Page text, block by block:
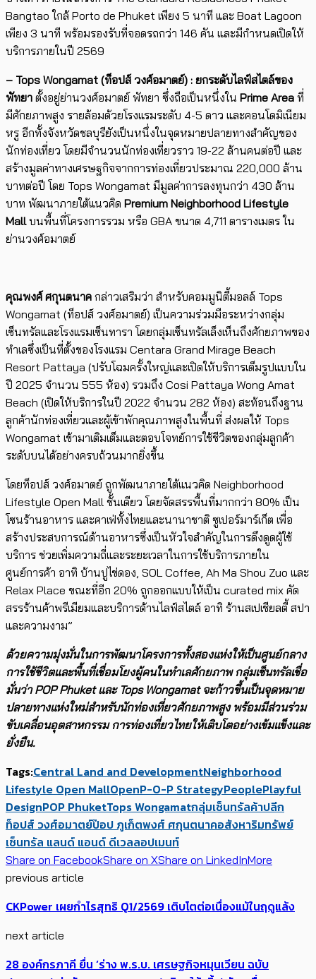
Bangtao ใกล้ Porto de Phuket เพียง 5 นาที และ Boat Lagoon
เพียง 3 นาที พร้อมรองรับที่จอดรถกว่า 146 คัน และมีกำหนดเปิดให้
บริการภายในปี 2569
– Tops Wongamat (ท็อปส์ วงศ์อมาตย์) : ยกระดับไลฟ์สไตล์ของ
พัทยา ตั้งอยู่ย่านวงศ์อมาตย์ พัทยา ซึ่งถือเป็นหนึ่งใน Prime Area ที่
มีศักยภาพสูง รายล้อมด้วยโรงแรมระดับ 4-5 ดาว และคอนโดมิเนียม
หรู อีกทั้งจังหวัดชลบุรียังเป็นหนึ่งในจุดหมายปลายทางสำคัญของ
นักท่องเที่ยว โดยมีจำนวนนักท่องเที่ยวราว 19-22 ล้านคนต่อปี และ
สร้างมูลค่าทางเศรษฐกิจจากการท่องเที่ยวประมาณ 220,000 ล้าน
บาทต่อปี โดย Tops Wongamat มีมูลค่าการลงทุนกว่า 430 ล้าน
บาท พัฒนาภายใต้แนวคิด Premium Neighborhood Lifestyle
Mallบนพื้นที่โครงการรวม หรือ GBA ขนาด 4,711 ตารางเมตร ใน
ย่านวงศ์อมาตย์
คุณพงศ์ ศกุนตนาค กล่าวเสริมว่า สำหรับคอมมูนิตี้มอลล์ Tops
Wongamat (ท็อปส์ วงศ์อมาตย์) เป็นความร่วมมือระหว่างกลุ่ม
เซ็นทรัลและโรงแรมเซ็นทารา โดยกลุ่มเซ็นทรัลเล็งเห็นถึงศักยภาพของ
ทำเลซึ่งเป็นที่ตั้งของโรงแรม Centara Grand Mirage Beach
Resort Pattaya (ปรับโฉมครั้งใหญ่และเปิดให้บริการเต็มรูปแบบใน
ปี 2025 จำนวน 555 ห้อง) รวมถึง Cosi Pattaya Wong Amat
Beach (เปิดให้บริการในปี 2022 จำนวน 282 ห้อง) สะท้อนถึงฐาน
ลูกค้านักท่องเที่ยวและผู้เข้าพักคุณภาพสูงในพื้นที่ ส่งผลให้ Tops
Wongamat เข้ามาเติมเต็มและตอบโจทย์การใช้ชีวิตของกลุ่มลูกค้า
ระดับบนได้อย่างครบถ้วนมากยิ่งขึ้น
โดยท็อปส์ วงศ์อมาตย์ ถูกพัฒนาภายใต้แนวคิด Neighborhood
Lifestyle Open Mall ชั้นเดียว โดยจัดสรรพื้นที่มากกว่า 80% เป็น
โซนร้านอาหาร และคาเฟ่ทั้งไทยและนานาชาติ ซูเปอร์มาร์เก็ต เพื่อ
สร้างประสบการณ์ด้านอาหารซึ่งเป็นหัวใจสำคัญในการดึงดูดผู้ใช้
บริการ ช่วยเพิ่มความถี่และระยะเวลาในการใช้บริการภายใน
ศูนย์การค้า อาทิ บ้านปูไข่ดอง, SOL Coffee, Ah Ma Shou Zuo และ
Relax Place ขณะที่อีก 20% ถูกออกแบบให้เป็น curated mix คัด
สรรร้านค้าพรีเมียมและบริการด้านไลฟ์สไตล์ อาทิ ร้านสเปเชียลตี้ สปา
และความงาม”
ด้วยความมุ่งมั่นในการพัฒนาโครงการทั้งสองแห่งให้เป็นศูนย์กลาง
การใช้ชีวิตและพื้นที่เชื่อมโยงผู้คนในทำเลศักยภาพ กลุ่มเซ็นทรัลเชื่อ
มั่นว่าPOP Phuketและ Tops Wongamat จะก้าวขึ้นเป็นจุดหมาย
ปลายทางแห่งใหม่สำหรับนักท่องเที่ยวศักยภาพสูง พร้อมมีส่วนร่วม
ขับเคลื่อนอุตสาหกรรม การท่องเที่ยวไทยให้เติบโตอย่างเข้มแข็งและ
ยั่งยืน.
Tags:Central Land and DevelopmentNeighborhood
Lifestyle Open MallOpenP-O-P StrategyPeoplePlayful
DesignPOP PhuketTops Wongamatกลุ่มเซ็นทรัลค้าปลีก
ท็อปส์ วงศ์อมาตย์ป๊อป ภูเก็ตพงศ์ ศกุนตนาคอสังหาริมทรัพย์
เซ็นทรัล แลนด์ แอนด์ ดีเวลลอปเมนท์
Share on FacebookShare on XShare on LinkedInMore
previous article
CKPower เผยกำไรสุทธิ Q1/2569 เติบโตต่อเนื่องแม้ในฤดูแล้ง
next article
28 องค์กรภาคี ยื่น ‘ร่าง พ.ร.บ. เศรษฐกิจหมุนเวียน ฉบับ